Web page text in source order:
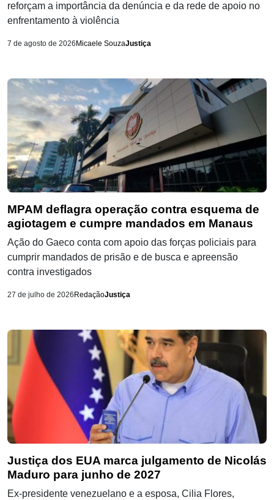
reforçam a importância da denúncia e da rede de apoio no
enfrentamento à violência
7 de agosto de 2026 Micaele SouzaJustiça
MPAM deflagra operação contra esquema de
agiotagem e cumpre mandados em Manaus
Ação do Gaeco conta com apoio das forças policiais para
cumprir mandados de prisão e de busca e apreensão
contra investigados
27 de julho de 2026 RedaçãoJustiça
Justiça dos EUA marca julgamento de Nicolás
Maduro para junho de 2027
Ex-presidente venezuelano e a esposa, Cilia Flores,